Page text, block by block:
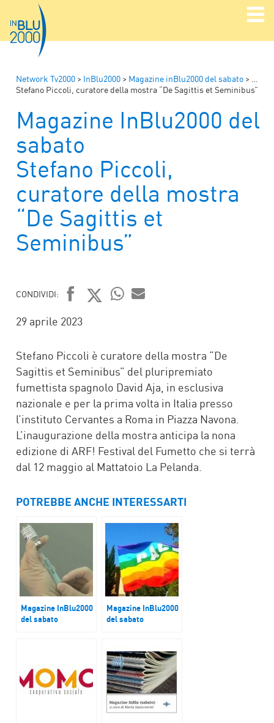
Network Tv2000 > InBlu2000 > Magazine inBlu2000 del sabato >
Stefano Piccoli, curatore della mostra “De Sagittis et Seminibus”
Magazine InBlu2000 del
sabato
Stefano Piccoli,
curatore della mostra
“De Sagittis et
Seminibus”
CONDIVIDI:
FACEBOOK
TWITTER
29 aprile 2023
Stefano Piccoli è curatore della mostra “De
Sagittis et Seminibus” del pluripremiato
fumettista spagnolo David Aja, in esclusiva
nazionale e per la prima volta in Italia presso
l’instituto Cervantes a Roma in Piazza Navona.
L’inaugurazione della mostra anticipa la nona
edizione di ARF! Festival del Fumetto che si terrà
dal 12 maggio al Mattatoio La Pelanda.
POTREBBE ANCHE INTERESSARTI
Magazine InBlu2000
del sabato
Magazine InBlu2000
del sabato